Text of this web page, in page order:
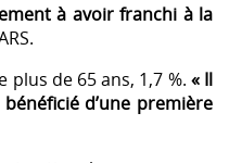
à avoir franchi à la
de 65 ans, 1,7 %. « Il
d’une première